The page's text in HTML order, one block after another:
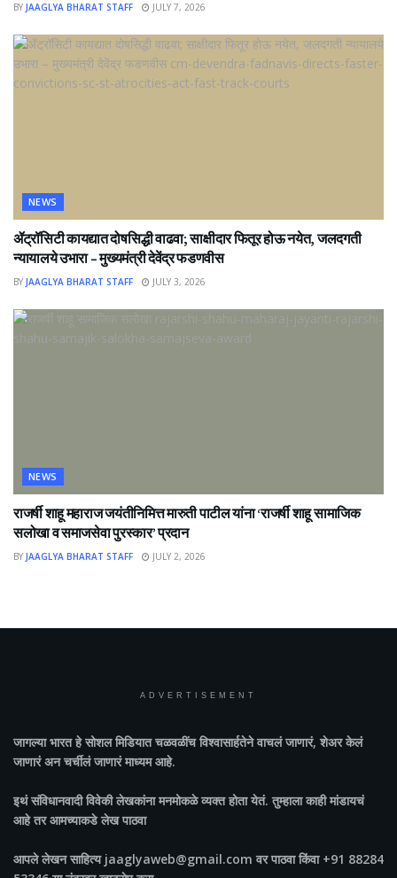
BY JAAGLYA BHARAT STAFF JULY 7, 2026
NEWS
ॲट्रॉसिटी कायद्यात दोषसिद्धी वाढवा; साक्षीदार फितूर होऊ नयेत, जलदगती
न्यायालये उभारा – मुख्यमंत्री देवेंद्र फडणवीस
BY JAAGLYA BHARAT STAFF JULY 3, 2026
NEWS
राजर्षी शाहू महाराज जयंतीनिमित्त मारुती पाटील यांना ‘राजर्षी शाहू सामाजिक
सलोखा व समाजसेवा पुरस्कार’ प्रदान
BY JAAGLYA BHARAT STAFF JULY 2, 2026
ADVERTISEMENT
जागल्या भारतहे सोशल मिडियात चळवळींच विश्वासार्हतेने वाचलं जाणारं, शेअर केलं
जाणारं अन चर्चीलं जाणारं माध्यम आहे.
इथं संविधानवादी विवेकी लेखकांना मनमोकळे व्यक्त होता येतं. तुम्हाला काही मांडायचं
आहे तर आमच्याकडे लेख पाठवा
आपले लेखन साहित्य jaaglyaweb@gmail.com वर पाठवा किंवा +91 88284